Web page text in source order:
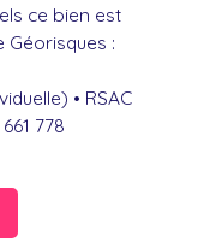
ce bien est
:
• RSAC
778